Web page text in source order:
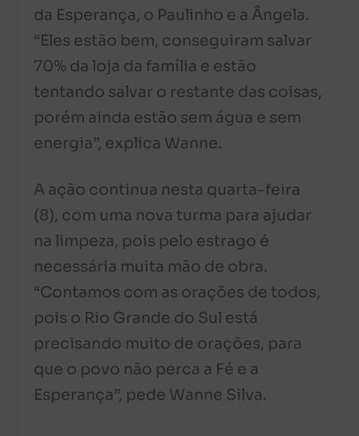
da Esperança, o Paulinho e a Ângela.
“Eles estão bem, conseguiram salvar
70% da loja da família e estão
tentando salvar o restante das coisas,
porém ainda estão sem água e sem
energia”, explica Wanne.
A ação continua nesta quarta-feira
(8), com uma nova turma para ajudar
na limpeza, pois pelo estrago é
necessária muita mão de obra.
“Contamos com as orações de todos,
pois o Rio Grande do Sul está
precisando muito de orações, para
que o povo não perca a Fé e a
Esperança”, pede Wanne Silva.